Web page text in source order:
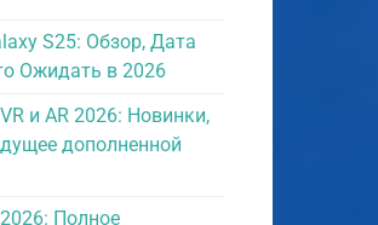
S25: Обзор, Дата
Ожидать в 2026
и AR 2026: Новинки,
дополненной
Полное